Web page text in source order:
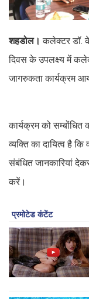
शहडोल।कलेक्टर डॉ.
दिवस के उपलक्ष्य में
जागरुकता कार्यक्रम
कार्यक्रम को
व्यक्ति का दायित्व है
संबंधित जानकारियां
करें।